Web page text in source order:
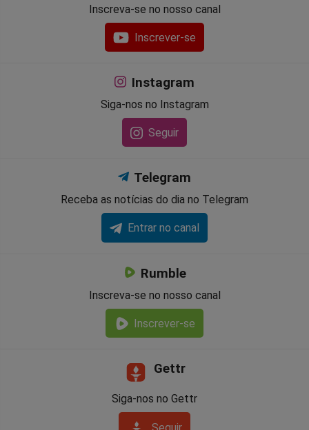
Inscreva-se no nosso canal
Inscrever-se
Instagram
Siga-nos no Instagram
Seguir
Telegram
Receba as notícias do dia no Telegram
Entrar no canal
Rumble
Inscreva-se no nosso canal
Inscrever-se
Gettr
Siga-nos no Gettr
Seguir